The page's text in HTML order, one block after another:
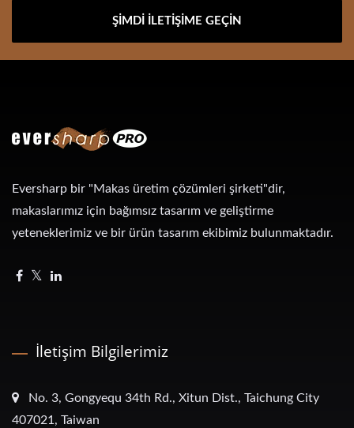
ŞIMDI İLETIŞIME GEÇIN
Eversharp bir "Makas üretim çözümleri şirketi"dir,
makaslarımız için bağımsız tasarım ve geliştirme
yeteneklerimiz ve bir ürün tasarım ekibimiz bulunmaktadır.
İletişim Bilgilerimiz
No. 3, Gongyequ 34th Rd., Xitun Dist., Taichung City
407021, Taiwan